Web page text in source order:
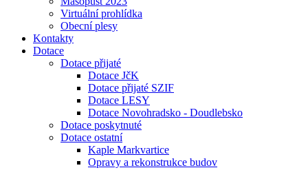
Virtuální prohlídka
Obecní plesy
Kontakty
Dotace
Dotace přijaté
Dotace JčK
Dotace přijaté SZIF
Dotace LESY
Dotace Novohradsko - Doudlebsko
Dotace poskytnuté
Dotace ostatní
Kaple Markvartice
Opravy a rekonstrukce budov